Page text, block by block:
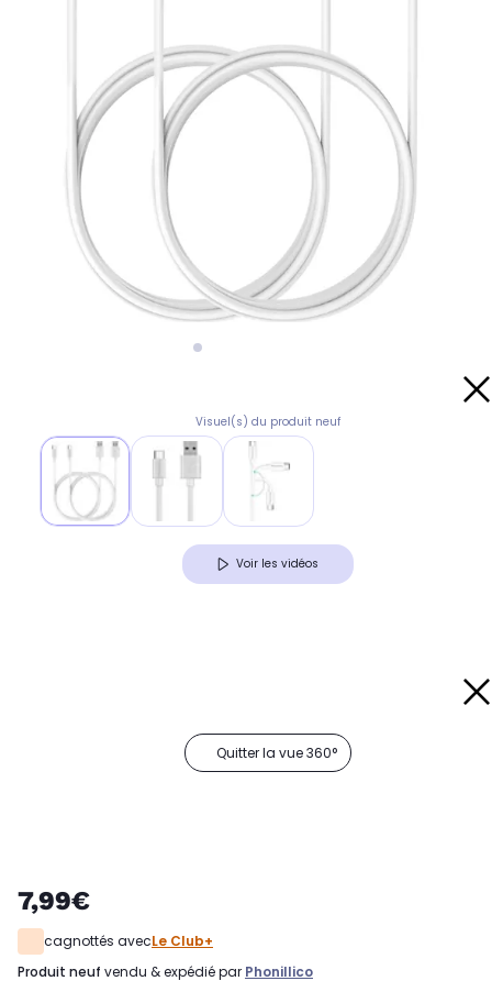
Visuel(s) du produit neuf
Voir les vidéos
Quitter la vue 360°
7,99€
cagnottés avecLe Club+
produit neuf vendu & expédié par Phonillico